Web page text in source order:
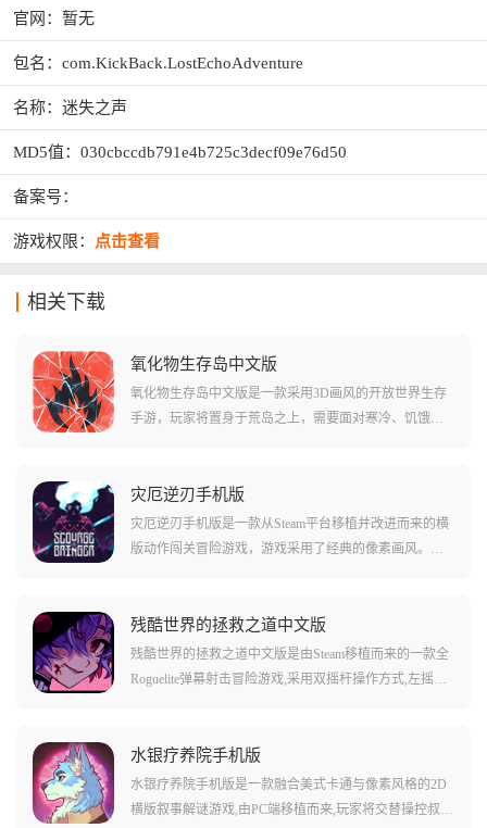
官网：暂无
包名：com.KickBack.LostEchoAdventure
名称：迷失之声
MD5值：030cbccdb791e4b725c3decf09e76d50
备案号：
游戏权限： 点击查看
相关下载
氧化物生存岛中文版
氧化物生存岛中文版是一款采用3D画风的开放世界生存
手游，玩家将置身于荒岛之上，需要面对寒冷、饥饿、
集、工具和武器制作、建造庇护所以及服装装备制作。
多样化气候系统要求玩家灵活应对不同环境，支持多人
联机，可以与朋友结盟共同建设庇护所、分享资源，一
灾厄逆刃手机版
灾厄逆刃手机版是一款从Steam平台移植并改进而来的横
版动作闯关冒险游戏，游戏采用了经典的像素画风。玩
层出不穷。游戏支持简体中文语言，具有完整的PC端内
容，设计了丰富多样的关卡以及场景，加入随机生成的
怪物、地图与道具，让每次挑战都充满新鲜感。
残酷世界的拯救之道中文版
残酷世界的拯救之道中文版是由Steam移植而来的一款全
Roguelite弹幕射击冒险游戏,采用双摇杆操作方式,左摇杆
品自由组合出独特的射击技能效果,挑战各类敌人和Bos
s。游戏拥有丰富的剧情与事件,还加入了五个转移来的国
家,玩家可以获得经验和奖励升级角色和武器。游戏内融
水银疗养院手机版
水银疗养院手机版是一款融合美式卡通与像素风格的2D
横版叙事解谜游戏,由PC端移植而来,玩家将交替操控叔侄